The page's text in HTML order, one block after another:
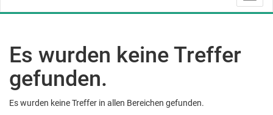
Es wurden keine Treffer
gefunden.
Es wurden keine Treffer in allen Bereichen gefunden.